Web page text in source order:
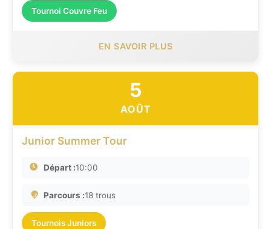
Tournoi Couvre Feu
EN SAVOIR PLUS
5
AOÛT
Junior Summer Tour
Départ :10:00
Parcours :18 trous
Tournois Juniors